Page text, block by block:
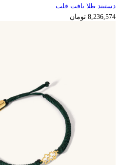
2,059,144 توماندستبند طلا بافت قلب
8,236,574 تومان